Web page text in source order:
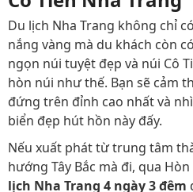
Du lịch Nha Trang không chỉ
nắng vàng mà du khách còn
ngọn núi tuyệt đẹp và núi Cô
hòn núi như thế. Bạn sẽ cảm
đứng trên đỉnh cao nhất và
biển đẹp hút hồn này đấy.
Nếu xuất phát từ trung tâm
hướng Tây Bắc mà đi, qua
lịch Nha Trang 4 ngày 3 đêm